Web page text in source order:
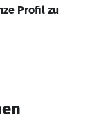
Profil zu